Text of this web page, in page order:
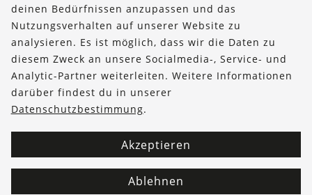
Kontakt & Hilfe
FOLLOW US
deinen Bedürfnissen anzupassen und das
Nutzungsverhalten auf unserer Website zu
analysieren. Es ist möglich, dass wir die Daten zu
diesem Zweck an unsere Socialmedia-, Service- und
Analytic-Partner weiterleiten. Weitere Informationen
darüber findest du in unserer
Datenschutzbestimmung.
Akzeptieren
Ablehnen